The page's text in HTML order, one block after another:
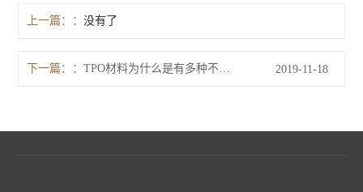
上一篇： 没有了
下一篇： 2019-11-18